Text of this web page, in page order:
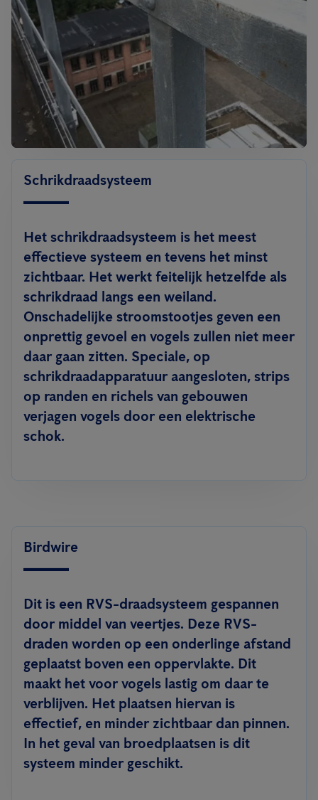
Schrikdraadsysteem
Het schrikdraadsysteem is het meest
effectieve systeem en tevens het minst
zichtbaar. Het werkt feitelijk hetzelfde als
schrikdraad langs een weiland.
Onschadelijke stroomstootjes geven een
onprettig gevoel en vogels zullen niet meer
daar gaan zitten. Speciale, op
schrikdraadapparatuur aangesloten, strips
op randen en richels van gebouwen
verjagen vogels door een elektrische
schok.
Birdwire
Dit is een RVS-draadsysteem gespannen
door middel van veertjes. Deze RVS-
draden worden op een onderlinge afstand
geplaatst boven een oppervlakte. Dit
maakt het voor vogels lastig om daar te
verblijven. Het plaatsen hiervan is
effectief, en minder zichtbaar dan pinnen.
In het geval van broedplaatsen is dit
systeem minder geschikt.